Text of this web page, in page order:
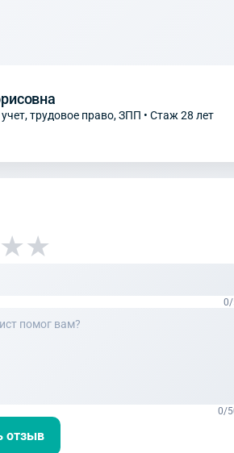
трудовое право, ЗПП • Стаж 28 лет
★
★
0/
0/
отзыв